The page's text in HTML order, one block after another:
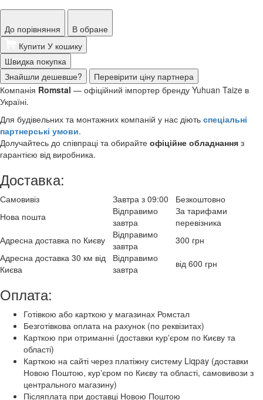
До порівняння
В обране
Купити У кошику
Швидка покупка
Знайшли дешевше?
Перевірити ціну партнера
Компанія Romstal — офіційний імпортер бренду Yuhuan Taize в
Україні.
Для будівельних та монтажних компаній у нас діють спеціальні
партнерські умови.
Долучайтесь до співпраці та обирайте офіційне обладнання з
гарантією від виробника.
Доставка:
Самовивіз Завтра з 09:00
Безкоштовно
Нова пошта
Відправимо
завтра
За тарифами
перевізника
Адресна доставка по Києву
Відправимо
завтра
300 грн
Адресна доставка 30 км від
Києва
Відправимо
завтра
від 600 грн
Оплата:
Готівкою або карткою у магазинах Ромстал
Безготівкова оплата на рахунок (по реквізитах)
Карткою при отриманні (доставки курʼєром по Києву та
області)
Карткою на сайті через платіжну систему Liqpay (доставки
Новою Поштою, курʼєром по Києву та області, самовивози з
центрального магазину)
Післяплата при доставці Новою Поштою